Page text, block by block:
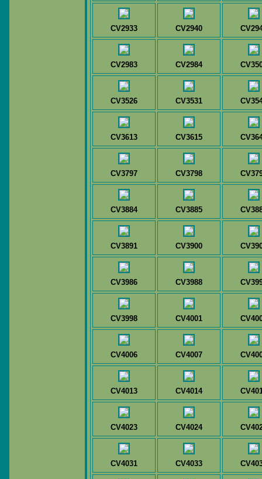
CV2933 CV2940
CV2983 CV2984
CV3526 CV3531
CV3613 CV3615
CV3797 CV3798
CV3884 CV3885
CV3891 CV3900
CV3986 CV3988
CV3998 CV4001
CV4006 CV4007
CV4013 CV4014
CV4023 CV4024
CV4031 CV4033